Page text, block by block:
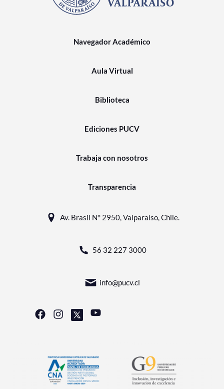
Navegador Académico
Aula Virtual
Biblioteca
Ediciones PUCV
Trabaja con nosotros
Transparencia
Av. Brasil N° 2950, Valparaíso, Chile.
56 32 227 3000
info@pucv.cl